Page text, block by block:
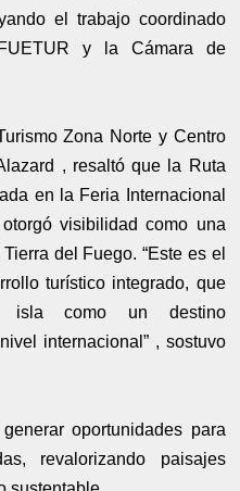
el trabajo coordinado
y la Cámara de
Zona Norte y Centro
, resaltó que la Ruta
en la Feria Internacional
visibilidad como una
del Fuego. “Este es el
turístico integrado, que
isla como un destino
internacional” , sostuvo
oportunidades para
revalorizando paisajes